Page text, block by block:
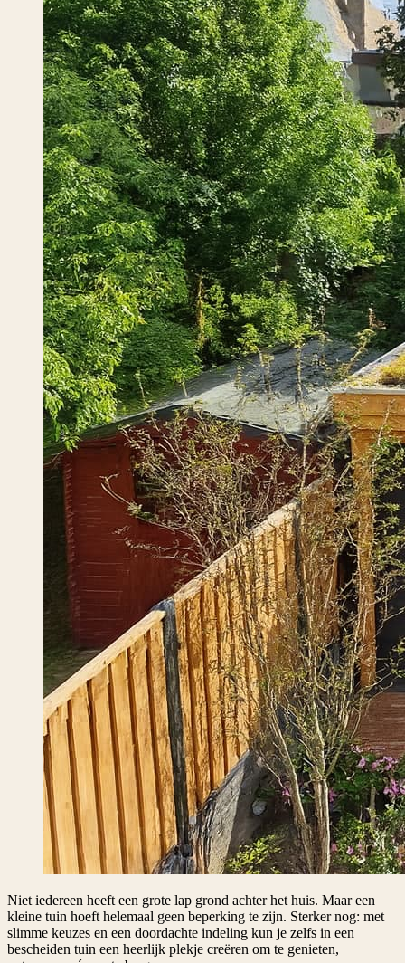
Niet iedereen heeft een grote lap grond achter het huis. Maar een
kleine tuin hoeft helemaal geen beperking te zijn. Sterker nog: met
slimme keuzes en een doordachte indeling kun je zelfs in een
bescheiden tuin een heerlijk plekje creëren om te genieten,